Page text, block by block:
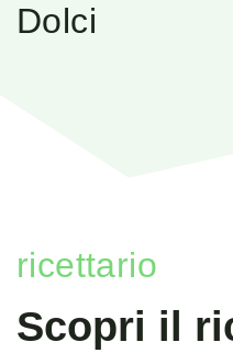
Dolci
ricettario
Scopri il